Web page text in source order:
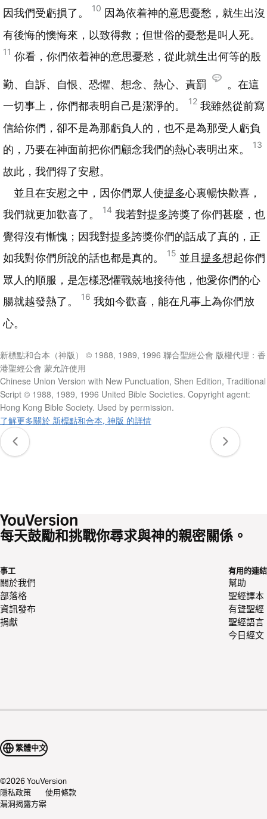
因我們受虧損了。
10 因為依着神的意思憂愁，就生出沒
有後悔的懊悔來，以致得救；但世俗的憂愁是叫人死。
11 你看，你們依着神的意思憂愁，從此就生出何等的殷
勤、自訴、自恨、恐懼、想念、熱心、責罰
。在這
一切事上，你們都表明自己是潔淨的。
12 我雖然從前寫
信給你們，卻不是為那虧負人的，也不是為那受人虧負
的，乃要在神面前把你們顧念我們的熱心表明出來。
13
故此，我們得了安慰。
並且在安慰之中，因你們眾人使提多心裏暢快歡喜，
我們就更加歡喜了。
14 我若對提多誇獎了你們甚麼，也
覺得沒有慚愧；因我對提多誇獎你們的話成了真的，正
如我對你們所說的話也都是真的。
15 並且提多想起你們
眾人的順服，是怎樣恐懼戰兢地接待他，他愛你們的心
腸就越發熱了。
16 我如今歡喜，能在凡事上為你們放
心。
新標點和合本（神版） © 1988, 1989, 1996 聯合聖經公會 版權代理：香
港聖經公會 蒙允許使用
Chinese Union Version with New Punctuation, Shen Edition, Traditional
Script © 1988, 1989, 1996 United Bible Societies. Copyright agent:
Hong Kong Bible Society. Used by permission.
了解更多關於 新標點和合本, 神版 的詳情
每天鼓勵和挑戰你尋求與神的親密關係。
事工
關於我們
部落格
資訊發布
捐獻
有用的連結
幫助
聖經譯本
有聲聖經
聖經語言
今日經文
繁體中文
©2026YouVersion
隱私政策
使用條款
漏洞揭露方案